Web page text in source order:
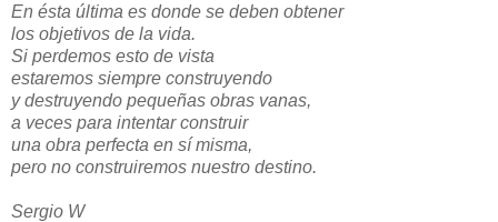
En ésta última es donde se deben obtener
los objetivos de la vida.
Si perdemos esto de vista
estaremos siempre construyendo
y destruyendo pequeñas obras vanas,
a veces para intentar construir
una obra perfecta en sí misma,
pero no construiremos nuestro destino.
Sergio W